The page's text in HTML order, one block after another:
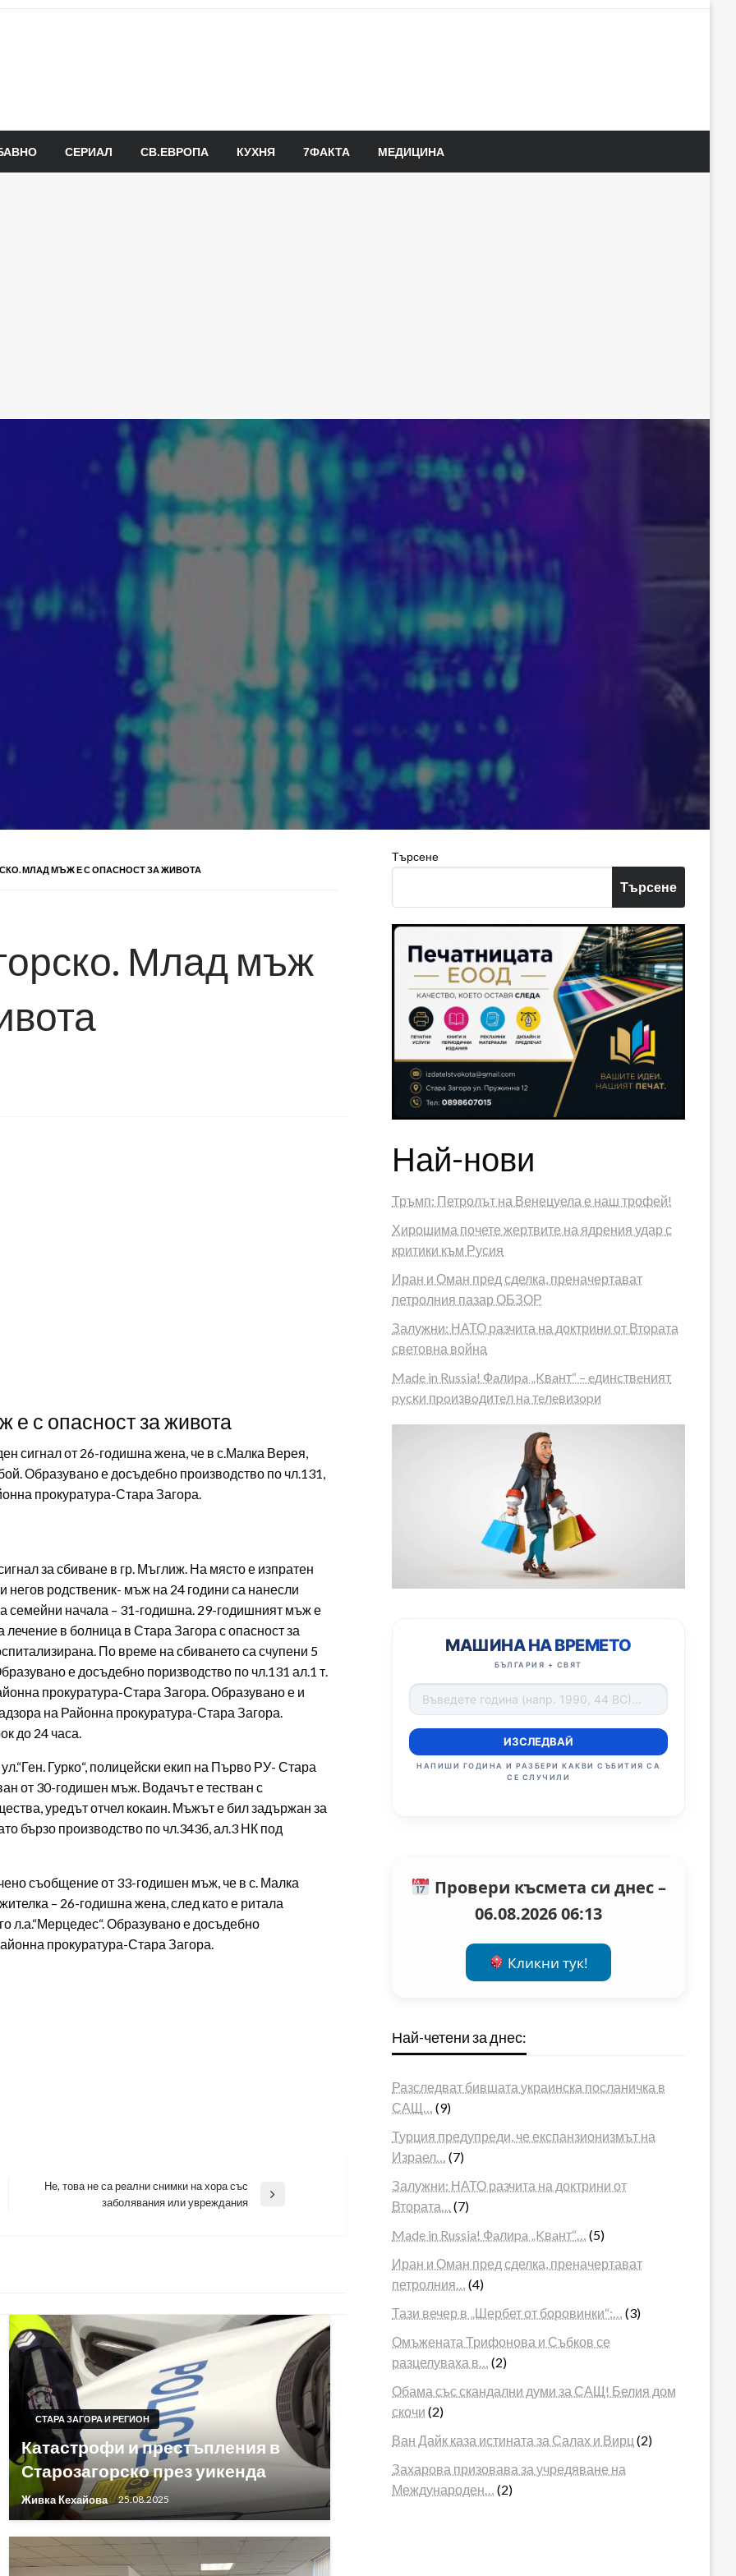
СЕРИАЛ СВ.ЕВРОПА КУХНЯ 7ФАКТА МЕДИЦИНА
МЛАД МЪЖ Е С ОПАСНОСТ ЗА ЖИВОТА
Млад мъж
е с опасност за живота
сигнал от 26-годишна жена, че в с.Малка Верея,
Образувано е досъдебно производство по чл.131,
прокуратура-Стара Загора.
за сбиване в гр. Мъглиж. На място е изпратен
родственик- мъж на 24 години са нанесли
семейни начала – 31-годишна. 29-годишният мъж е
в болница в Стара Загора с опасност за
По време на сбиването са счупени 5
е досъдебно поризводство по чл.131 ал.1 т.
прокуратура-Стара Загора. Образувано е и
на Районна прокуратура-Стара Загора.
до 24 часа.
Гурко“, полицейски екип на Първо РУ- Стара
от 30-годишен мъж. Водачът е тестван с
уредът отчел кокаин. Мъжът е бил задържан за
бързо производство по чл.343б, ал.3 НК под
съобщение от 33-годишен мъж, че в с. Малка
– 26-годишна жена, след като е ритала
л.а.“Мерцедес“. Образувано е досъдебно
прокуратура-Стара Загора.
Не, това не са реални снимки на хора със
заболявания или увреждания
СТАРА ЗАГОРА И РЕГИОН
Катастрофи и престъпления в
Старозагорско през уикенда
Живка Кехайова 25.08.2025
Търсене
Търсене
Най-нови
Тръмп: Петролът на Венецуела е наш трофей!
Хирошима почете жертвите на ядрения удар с
критики към Русия
Иран и Оман пред сделка, преначертават
петролния пазар ОБЗОР
Залужни: НАТО разчита на доктрини от Втората
световна война
Made in Russia! Фaлиpa „Kвaнт“ – eдинcтвeният
pycĸи пpoизвoдитeл нa тeлeвизopи
МАШИНА НА ВРЕМЕТО
БЪЛГАРИЯ + СВЯТ
ИЗСЛЕДВАЙ
НАПИШИ ГОДИНА И РАЗБЕРИ КАКВИ СЪБИТИЯ СА
СЕ СЛУЧИЛИ
Провери късмета си днес –
06.08.2026 06:13
Кликни тук!
Най-четени за днес:
Разследват бившата украинска посланичка в
САЩ…
(9)
Турция предупреди, че експанзионизмът на
Израел…
(7)
Залужни: НАТО разчита на доктрини от
Втората…
(7)
Made in Russia! Фaлиpa „Kвaнт“…
(5)
Иран и Оман пред сделка, преначертават
петролния…
(4)
Тази вечер в „Шербет от боровинки“:…
(3)
Омъжената Трифонова и Събков се
разцелуваха в…
(2)
Обама със скандални думи за САЩ! Белия дом
скочи (2)
Ван Дайк каза истината за Салах и Вирц (2)
Захарова призовава за учредяване на
Международен…
(2)